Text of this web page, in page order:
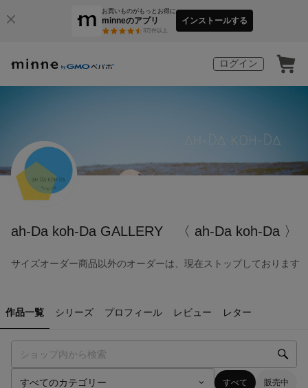
お買いものがもっとお得に
minneのアプリ
3万件以上
インストールする
ログイン
ah-Da koh-Da GALLERY 〈 ah-Da koh-Da 〉
サイズオーダー商品以外のオーダーは、現在ストップしております
作品一覧 シリーズ プロフィール レビュー レター
すべて 販売中